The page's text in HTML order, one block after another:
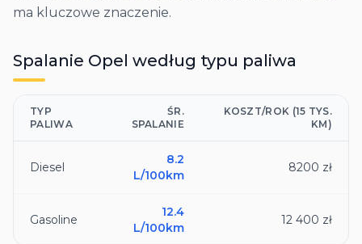
ma kluczowe znaczenie.
Spalanie Opel według typu paliwa
TYP
PALIWA
ŚR.
SPALANIE
KOSZT/ROK (15 TYS.
KM)
Diesel
8.2
L/100km
8200 zł
Gasoline
12.4
L/100km
12 400 zł